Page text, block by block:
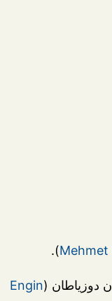
Mehmet
).
دوزياطان (Engin